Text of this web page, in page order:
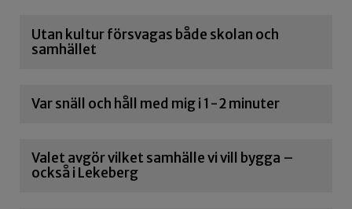
Utan kultur försvagas både skolan och
samhället
Var snäll och håll med mig i 1-2 minuter
Valet avgör vilket samhälle vi vill bygga –
också i Lekeberg